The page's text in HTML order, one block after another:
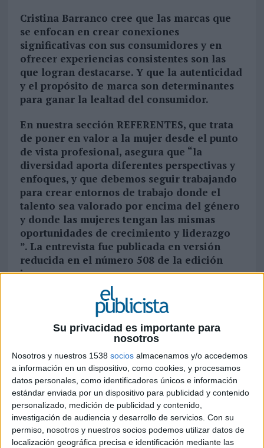
Su privacidad es importante para
nosotros
Nosotros y nuestros 1538 socios almacenamos y/o accedemos
a información en un dispositivo, como cookies, y procesamos
datos personales, como identificadores únicos e información
estándar enviada por un dispositivo para publicidad y contenido
personalizado, medición de publicidad y contenido,
investigación de audiencia y desarrollo de servicios. Con su
permiso, nosotros y nuestros socios podemos utilizar datos de
localización geográfica precisa e identificación mediante las
Cristina Barranco cree que las marcas que
se enfocan en crear conexiones
significativas con sus consumidores y en
ofrecer experiencias consistentes son las
que logran destacarse. Y que la autenticidad
y el propósito de marca son determinantes
para ganar la lealtad del consumidor.
En nuestra sección REFERENTES, que trata
de poner en valor a la mujer desde el punto
de vista profesional, asegura que “la
diversidad aporta diferentes perspectivas y
enfoques, y que debemos seguir trabajando
para crear entornos de trabajo donde el
talento sea valorado por encima del género
y donde las mujeres tengan las mismas
oportunidades de crecimiento y liderazgo
”. La entrevista fue publicada en versión
reducida en el número 508 de la edición
impresa
¿Cómo te autodefinirías?
Soy exigente conmigo misma y con los demás,
sociable y disfrutona.
¿Por dónde te gustaría perderte?
En el Caribe, es perfecto para desconectar y
recargar energías.